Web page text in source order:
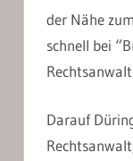
der Nähe
schnell bei
Darauf